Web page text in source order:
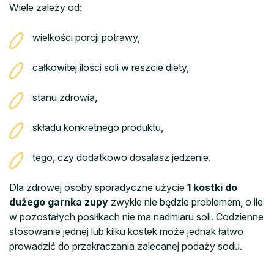
Wiele zależy od:
wielkości porcji potrawy,
całkowitej ilości soli w reszcie diety,
stanu zdrowia,
składu konkretnego produktu,
tego, czy dodatkowo dosalasz jedzenie.
Dla zdrowej osoby sporadyczne użycie 1 kostki do
dużego garnka zupy zwykle nie będzie problemem, o ile
w pozostałych posiłkach nie ma nadmiaru soli. Codzienne
stosowanie jednej lub kilku kostek może jednak łatwo
prowadzić do przekraczania zalecanej podaży sodu.